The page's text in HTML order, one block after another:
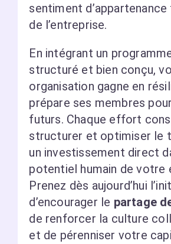
sentiment
de l’entreprise.
En intégrant un
structuré et bien conçu,
organisation gagne en
prépare ses membres
futurs. Chaque effort
structurer et optimiser le
un investissement direct
potentiel humain de votre
Prenez dès aujourd’hui
d’encourager le partage
de renforcer la culture
et de pérenniser votre